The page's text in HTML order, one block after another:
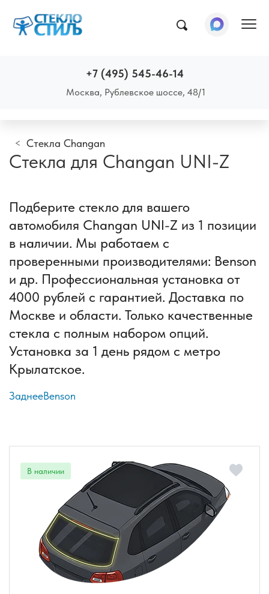
+7 (495) 545-46-14
Москва, Рублевское шоссе, 48/1
Стекла Changan
Стекла для Changan UNI-Z
Подберите стекло для вашего
автомобиля Changan UNI-Z из 1 позиции
в наличии. Мы работаем с
проверенными производителями: Benson
и др. Профессиональная установка от
4000 рублей с гарантией. Доставка по
Москве и области. Только качественные
стекла с полным набором опций.
Установка за 1 день рядом с метро
Крылатское.
ЗаднееBenson